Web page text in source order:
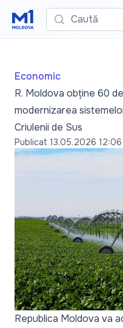
Caută
Economic
R. Moldova obține 60
modernizarea
Criulenii de Sus
Publicat 13.05.2026 12:06
Republica Moldova va